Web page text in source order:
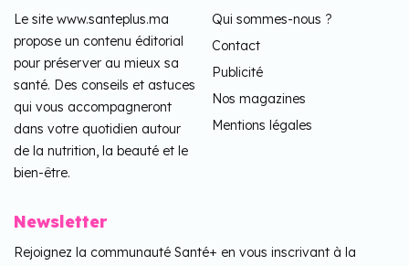
Le site www.santeplus.ma
propose un contenu éditorial
pour préserver au mieux sa
santé. Des conseils et astuces
qui vous accompagneront
dans votre quotidien autour
de la nutrition, la beauté et le
bien-être.
Qui sommes-nous ?
Contact
Publicité
Nos magazines
Mentions légales
Newsletter
Rejoignez la communauté Santé+ en vous inscrivant à la